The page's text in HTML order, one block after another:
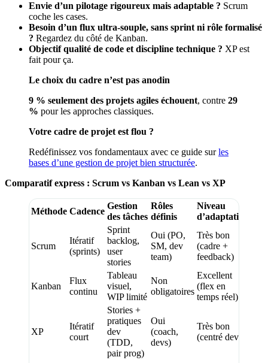
Envie d’un pilotage rigoureux mais adaptable ? Scrum
coche les cases.
Besoin d’un flux ultra-souple, sans sprint ni rôle formalisé
? Regardez du côté de Kanban.
Objectif qualité de code et discipline technique ? XP est
fait pour ça.
Le choix du cadre n’est pas anodin
9 % seulement des projets agiles échouent, contre 29
% pour les approches classiques.
Votre cadre de projet est flou ?
Redéfinissez vos fondamentaux avec ce guide surles
bases d’une gestion de projet bien structurée.
Comparatif express : Scrum vs Kanban vs Lean vs XP
Méthode Cadence
Gestion
des tâches
Rôles
définis
Niveau
d’adaptation
Scrum
Itératif
(sprints)
Sprint
backlog,
user
stories
Oui (PO,
SM, dev
team)
Très bon
(cadre +
feedback)
Kanban
Flux
continu
Tableau
visuel,
WIP limité
Non
obligatoires
Excellent
(flex en
temps réel)
XP
Itératif
court
Stories +
pratiques
dev
(TDD,
pair prog)
Oui
(coach,
devs)
Très bon
(centré dev)